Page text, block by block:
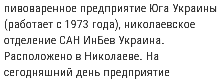
пивоваренное предприятие Юга Украины
(работает с 1973 года), николаевское
отделение САН ИнБев Украина.
Расположено в Николаеве. На
сегодняшний день предприятие